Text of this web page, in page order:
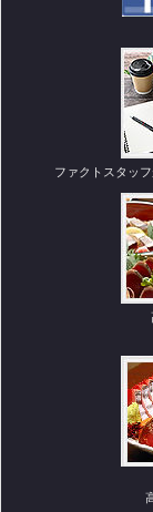
ファクトスタッ